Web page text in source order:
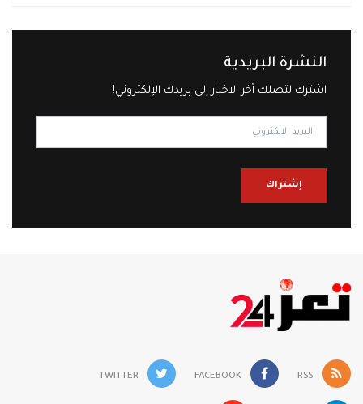
النشرة البريدية
اشترك لتصلك آخر الاخبار إلى بريدك الإلكتروني!
إشتراك
RSS
FACEBOOK
TWITTER